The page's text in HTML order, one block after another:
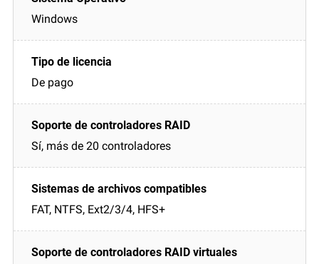
Windows
De pago
Sí, más de 20 controladores
FAT, NTFS, Ext2/3/4, HFS+